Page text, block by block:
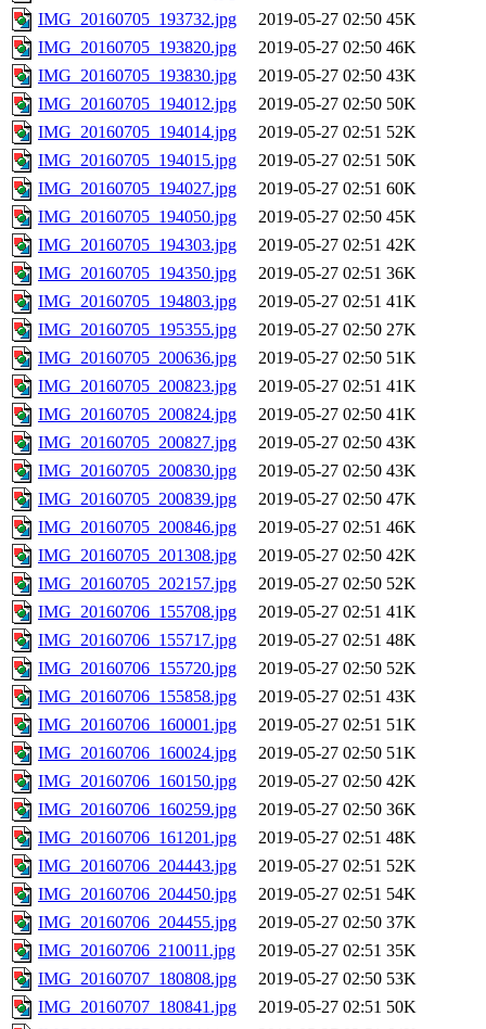
IMG_20160705_193732.jpg
2019-05-27 02:50 45K
IMG_20160705_193820.jpg
2019-05-27 02:50 46K
IMG_20160705_193830.jpg
2019-05-27 02:50 43K
IMG_20160705_194012.jpg
2019-05-27 02:50 50K
IMG_20160705_194014.jpg
2019-05-27 02:51 52K
IMG_20160705_194015.jpg
2019-05-27 02:51 50K
IMG_20160705_194027.jpg
2019-05-27 02:51 60K
IMG_20160705_194050.jpg
2019-05-27 02:50 45K
IMG_20160705_194303.jpg
2019-05-27 02:51 42K
IMG_20160705_194350.jpg
2019-05-27 02:51 36K
IMG_20160705_194803.jpg
2019-05-27 02:51 41K
IMG_20160705_195355.jpg
2019-05-27 02:50 27K
IMG_20160705_200636.jpg
2019-05-27 02:50 51K
IMG_20160705_200823.jpg
2019-05-27 02:51 41K
IMG_20160705_200824.jpg
2019-05-27 02:50 41K
IMG_20160705_200827.jpg
2019-05-27 02:50 43K
IMG_20160705_200830.jpg
2019-05-27 02:50 43K
IMG_20160705_200839.jpg
2019-05-27 02:50 47K
IMG_20160705_200846.jpg
2019-05-27 02:51 46K
IMG_20160705_201308.jpg
2019-05-27 02:50 42K
IMG_20160705_202157.jpg
2019-05-27 02:50 52K
IMG_20160706_155708.jpg
2019-05-27 02:51 41K
IMG_20160706_155717.jpg
2019-05-27 02:51 48K
IMG_20160706_155720.jpg
2019-05-27 02:50 52K
IMG_20160706_155858.jpg
2019-05-27 02:51 43K
IMG_20160706_160001.jpg
2019-05-27 02:51 51K
IMG_20160706_160024.jpg
2019-05-27 02:50 51K
IMG_20160706_160150.jpg
2019-05-27 02:50 42K
IMG_20160706_160259.jpg
2019-05-27 02:50 36K
IMG_20160706_161201.jpg
2019-05-27 02:51 48K
IMG_20160706_204443.jpg
2019-05-27 02:51 52K
IMG_20160706_204450.jpg
2019-05-27 02:51 54K
IMG_20160706_204455.jpg
2019-05-27 02:50 37K
IMG_20160706_210011.jpg
2019-05-27 02:51 35K
IMG_20160707_180808.jpg
2019-05-27 02:50 53K
IMG_20160707_180841.jpg
2019-05-27 02:51 50K